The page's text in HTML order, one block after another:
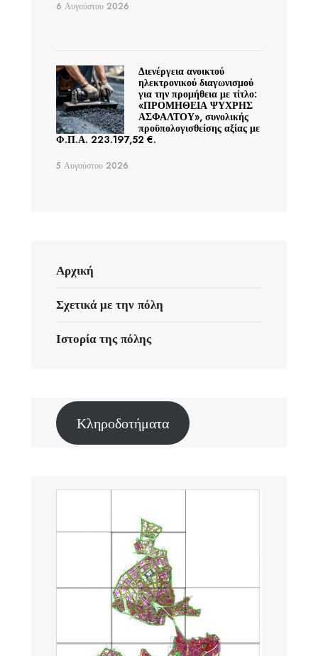
6 Αυγούστου 2026
Διενέργεια ανοικτού
ηλεκτρονικού διαγωνισμού
για την προμήθεια με τίτλο:
«ΠΡΟΜΗΘΕΙΑ ΨΥΧΡΗΣ
ΑΣΦΑΛΤΟΥ», συνολικής
προϋπολογισθείσης αξίας με
Φ.Π.Α. 223.197,52 €.
5 Αυγούστου 2026
Αρχική
Σχετικά με την πόλη
Ιστορία της πόλης
Κληροδοτήματα